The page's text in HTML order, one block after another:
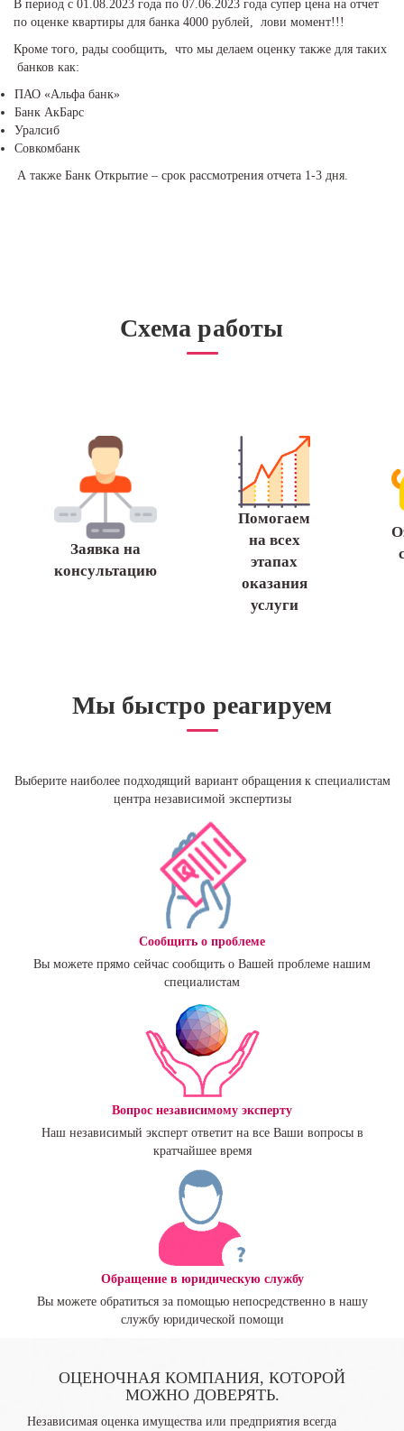
В период с 01.08.2023 года по 07.06.2023 года супер цена на отчет
по оценке квартиры для банка 4000 рублей, лови момент!!!
Кроме того, рады сообщить, что мы делаем оценку также для таких
банков как:
ПАО «Альфа банк»
Банк АкБарс
Уралсиб
Совкомбанк
А также Банк Открытие – срок рассмотрения отчета 1-3 дня.
Схема работы
Заявка на
консультацию
Помогаем
на всех
этапах
оказания
услуги
Мы быстро реагируем
Выберите наиболее подходящий вариант обращения к специалистам
центра независимой экспертизы
Сообщить о проблеме
Вы можете прямо сейчас сообщить о Вашей проблеме нашим
специалистам
Вопрос независимому эксперту
Наш независимый эксперт ответит на все Ваши вопросы в
кратчайшее время
Обращение в юридическую службу
Вы можете обратиться за помощью непосредственно в нашу
службу юридической помощи
ОЦЕНОЧНАЯ КОМПАНИЯ, КОТОРОЙ
МОЖНО ДОВЕРЯТЬ.
Независимая оценка имущества или предприятия всегда